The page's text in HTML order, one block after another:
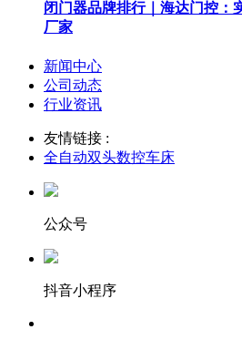
闭门器品牌排行｜海达门控：
厂家
新闻中心
公司动态
行业资讯
友情链接 :
全自动双头数控车床
公众号
抖音小程序